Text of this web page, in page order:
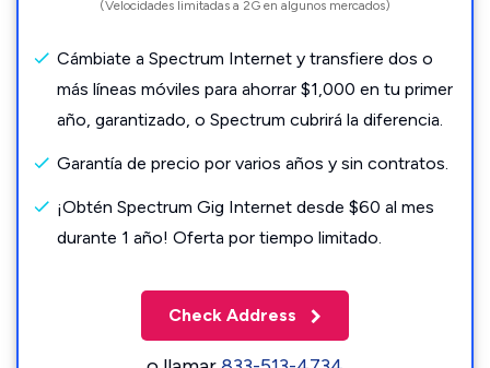
(Velocidades limitadas a 2G en algunos mercados)
Cámbiate a Spectrum Internet y transfiere dos o
más líneas móviles para ahorrar $1,000 en tu primer
año, garantizado, o Spectrum cubrirá la diferencia.
Garantía de precio por varios años y sin contratos.
¡Obtén Spectrum Gig Internet desde $60 al mes
durante 1 año! Oferta por tiempo limitado.
Check Address